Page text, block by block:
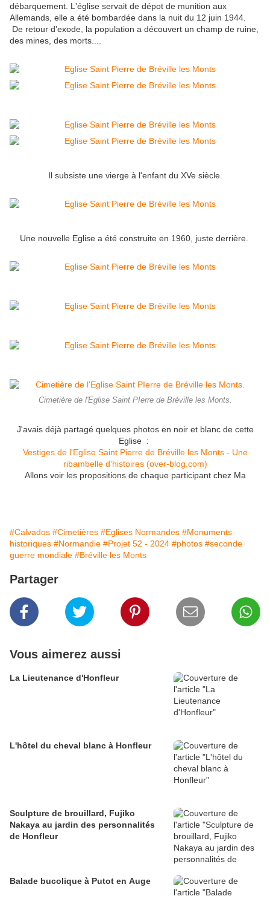
débarquement. L'église servait de dépot de munition aux
Allemands, elle a été bombardée dans la nuit du 12 juin 1944.
De retour d'exode, la population a découvert un champ de ruine,
des mines, des morts....
Il subsiste une vierge à l'enfant du XVe siècle.
Une nouvelle Eglise a été construite en 1960, juste derrière.
Cimetière de l'Eglise Saint PIerre de Bréville les Monts.
J'avais déjà partagé quelques photos en noir et blanc de cette
Eglise :
Vestiges de l'Eglise Saint Pierre de Bréville les Monts - Une
ribambelle d'histoires (over-blog.com)
Allons voir les propositions de chaque participant chez Ma
#Calvados #Cimetières #Eglises Normandes #Monuments
historiques #Normandie #Projet 52 - 2024 #photos #seconde
guerre mondiale #Bréville les Monts
Partager
Vous aimerez aussi
La Lieutenance d'Honfleur
L'hôtel du cheval blanc à Honfleur
Sculpture de brouillard, Fujiko
Nakaya au jardin des personnalités
de Honfleur
Balade bucolique à Putot en Auge